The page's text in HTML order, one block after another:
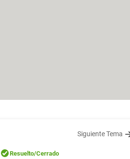
Siguiente Tema
Resuelto/Cerrado